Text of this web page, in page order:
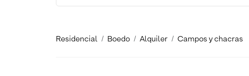
Residencial Boedo Alquiler Campos y chacras